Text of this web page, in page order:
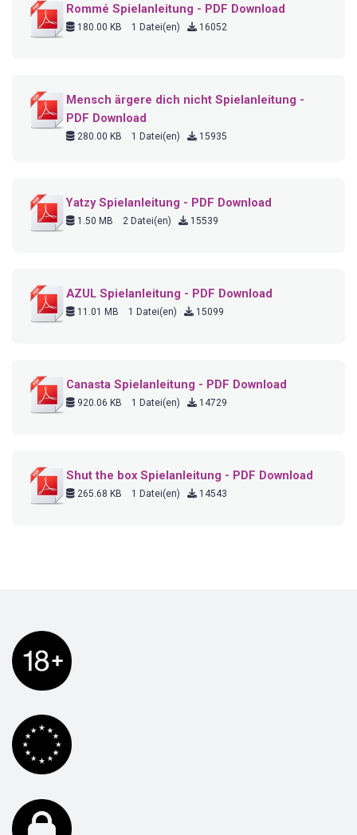
Rommé Spielanleitung - PDF Download
180.00 KB 1 Datei(en) 16052
Mensch ärgere dich nicht Spielanleitung -
PDF Download
280.00 KB 1 Datei(en) 15935
Yatzy Spielanleitung - PDF Download
1.50 MB 2 Datei(en) 15539
AZUL Spielanleitung - PDF Download
11.01 MB 1 Datei(en) 15099
Canasta Spielanleitung - PDF Download
920.06 KB 1 Datei(en) 14729
Shut the box Spielanleitung - PDF Download
265.68 KB 1 Datei(en) 14543